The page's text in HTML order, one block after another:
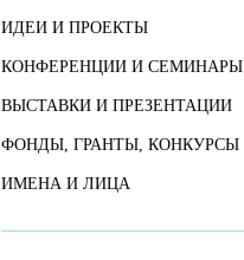
ИДЕИ И ПРОЕКТЫ
КОНФЕРЕНЦИИ И СЕМИНАРЫ
ВЫСТАВКИ И ПРЕЗЕНТАЦИИ
ФОНДЫ, ГРАНТЫ, КОНКУРСЫ
ИМЕНА И ЛИЦА